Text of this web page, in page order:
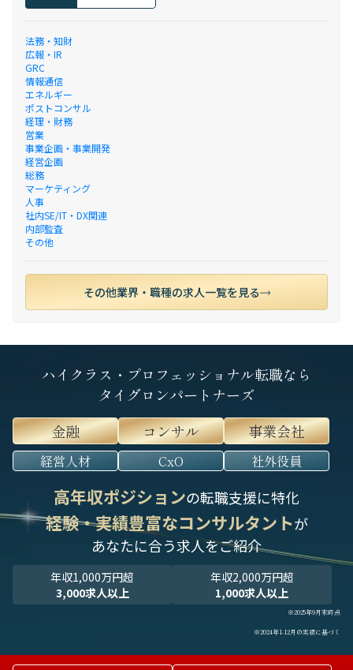
法務・知財
広報・IR
GRC
情報通信
エネルギー
ポストコンサル
経理・財務
営業
事業企画・事業開発
経営企画
総務
マーケティング
人事
社内SE/IT・DX関連
内部監査
その他
その他業界・職種の求人一覧を見る
ハイクラス・プロフェッショナル転職なら
タイグロンパートナーズ
金融
コンサル 事業会社
経営人材 CxO 社外役員
高年収ポジションの転職支援に特化
経験・実績豊富なコンサルタントが
あなたに合う求人をご紹介
年収1,000万円超
3,000求人以上
年収2,000万円超
1,000求人以上
※2025年9月末時点
※2024年1-12月の実績に基づく